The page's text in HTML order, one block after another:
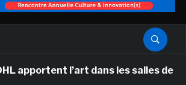
l’art dans les salles de classe des